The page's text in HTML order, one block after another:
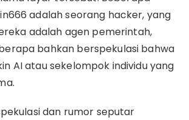
adalah seorang hacker, yang
adalah agen pemerintah,
bahkan berspekulasi bahwa
AI atau sekelompok individu yang
dan rumor seputar